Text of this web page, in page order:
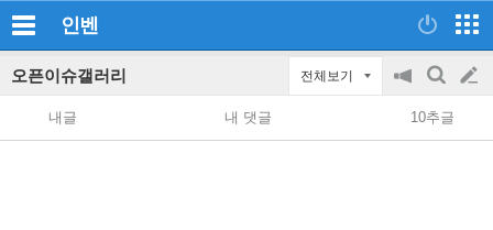
인벤
오픈이슈갤러리 전체보기
공
지
on/off
검
색
글
쓰
내글 내 댓글 10추글